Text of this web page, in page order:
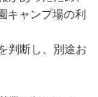
キャンプ場の利
判断し、別途お